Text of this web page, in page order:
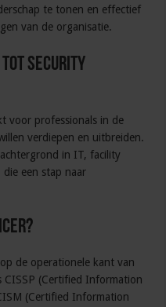
te tonen en effectief
van de organisatie.
tot security
voor professionals in de
verdiepen en uitbreiden.
in IT, facility
een stap naar
de operationele kant van
CISSP (Certified Information
(Certified Information